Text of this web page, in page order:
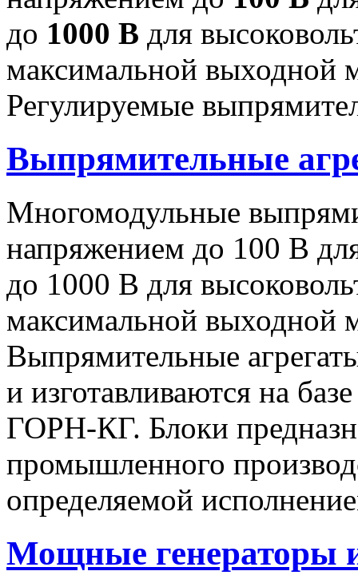
до 1000 В для
максимальной
Регулируемые
Выпрямительные
Многомодульные
напряжением до 100 В
до 1000 В для
максимальной
Выпрямительные
и изготавливаются на
ГОРН-КГ. Блоки
промышленного
определяемой
Мощные